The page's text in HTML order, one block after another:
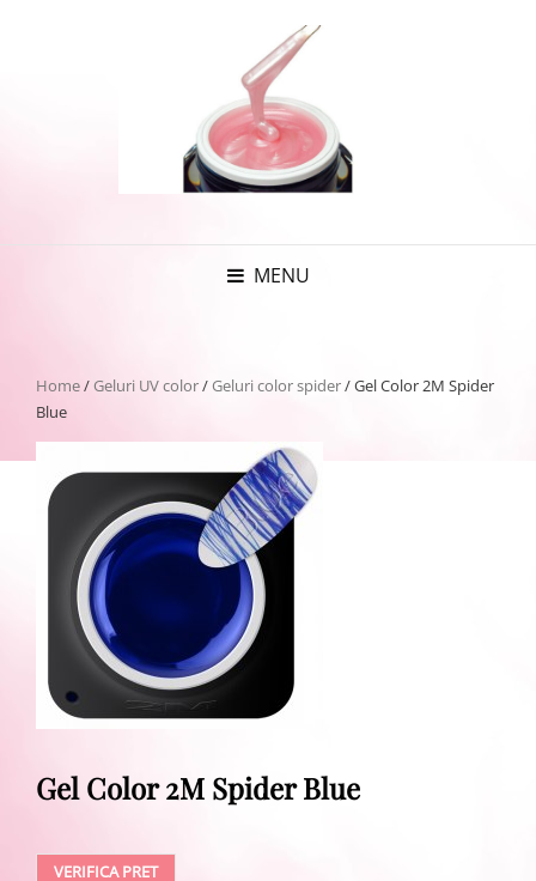
MENU
Home/Geluri UV color/Geluri color spider/ Gel Color 2M Spider
Blue
Gel Color 2M Spider Blue
VERIFICA PRET